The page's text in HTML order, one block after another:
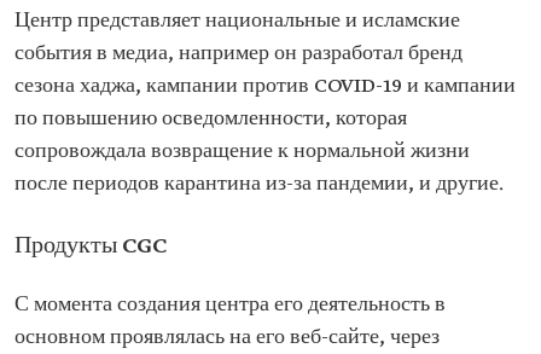
Центр представляет национальные и исламские
события в медиа, например он разработал бренд
сезона хаджа, кампании против COVID-19 и кампании
по повышению осведомленности, которая
сопровождала возвращение к нормальной жизни
после периодов карантина из-за пандемии, и другие.
Продукты CGC
С момента создания центра его деятельность в
основном проявлялась на его веб-сайте, через